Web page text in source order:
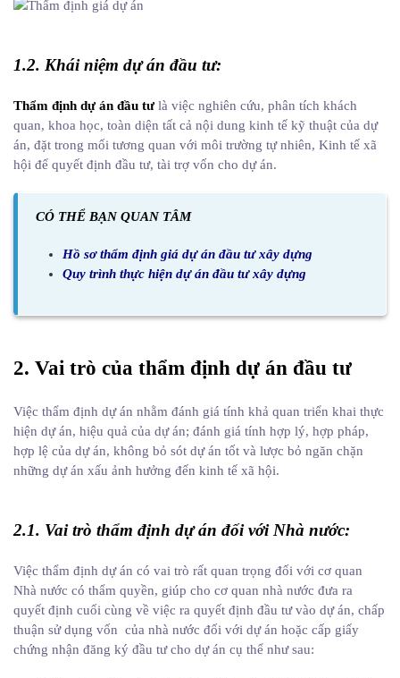
1.2. Khái niệm dự án đầu tư:
Thẩm định dự án đầu tưlà việc nghiên cứu, phân tích khách
quan, khoa học, toàn diện tất cả nội dung kinh tế kỹ thuật của dự
án, đặt trong mối tương quan với môi trường tự nhiên, Kinh tế xã
hội để quyết định đầu tư, tài trợ vốn cho dự án.
CÓ THỂ BẠN QUAN TÂM
Hồ sơ thẩm định giá dự án đầu tư xây dựng
Quy trình thực hiện dự án đầu tư xây dựng
2. Vai trò của thẩm định dự án đầu tư
Việc thẩm định dự án nhằm đánh giá tính khả quan triển khai thực
hiện dự án, hiệu quả của dự án; đánh giá tính hợp lý, hợp pháp,
hợp lệ của dự án, không bỏ sót dự án tốt và lược bỏ ngăn chặn
những dự án xấu ảnh hưởng đến kinh tế xã hội.
2.1. Vai trò thẩm định dự án đối với Nhà nước:
Việc thẩm định dự án có vai trò rất quan trọng đối với cơ quan
Nhà nước có thẩm quyền, giúp cho cơ quan nhà nước đưa ra
quyết định cuối cùng về việc ra quyết định đầu tư vào dự án, chấp
thuận sử dụng vốn của nhà nước đối với dự án hoặc cấp giấy
chứng nhận đăng ký đầu tư cho dự án cụ thể như sau: